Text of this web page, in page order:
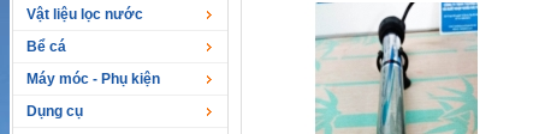
Vật liệu lọc nước
Bể cá
Máy móc - Phụ kiện
Dụng cụ